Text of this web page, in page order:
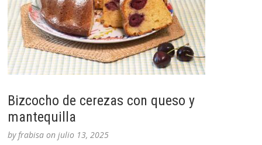
Bizcocho de cerezas con queso y
mantequilla
byfrabisa onjulio 13, 2025